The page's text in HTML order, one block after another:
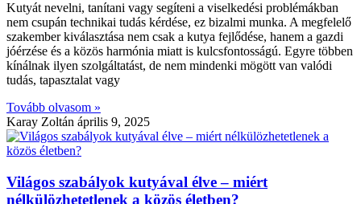
Kutyát nevelni, tanítani vagy segíteni a viselkedési problémákban
nem csupán technikai tudás kérdése, ez bizalmi munka. A megfelelő
szakember kiválasztása nem csak a kutya fejlődése, hanem a gazdi
jóérzése és a közös harmónia miatt is kulcsfontosságú. Egyre többen
kínálnak ilyen szolgáltatást, de nem mindenki mögött van valódi
tudás, tapasztalat vagy
Tovább olvasom »
Karay Zoltán április 9, 2025
Világos szabályok kutyával élve – miért
nélkülözhetetlenek a közös életben?